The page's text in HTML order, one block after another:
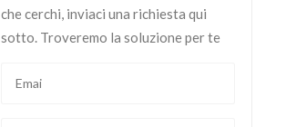
che cerchi, inviaci una richiesta qui
sotto. Troveremo la soluzione per te